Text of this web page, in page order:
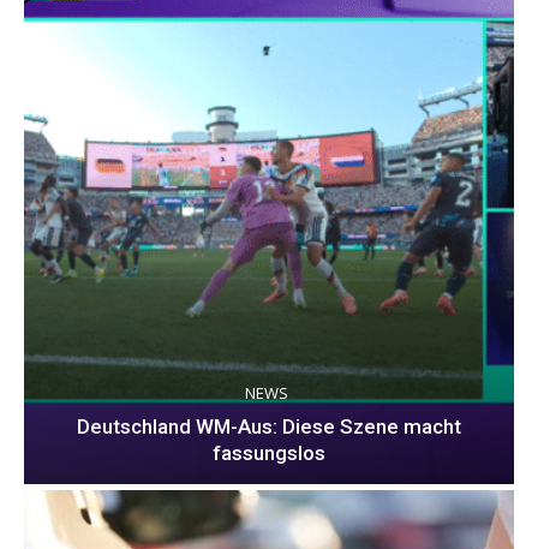
NEWS
Deutschland WM-Aus: Diese Szene macht
fassungslos